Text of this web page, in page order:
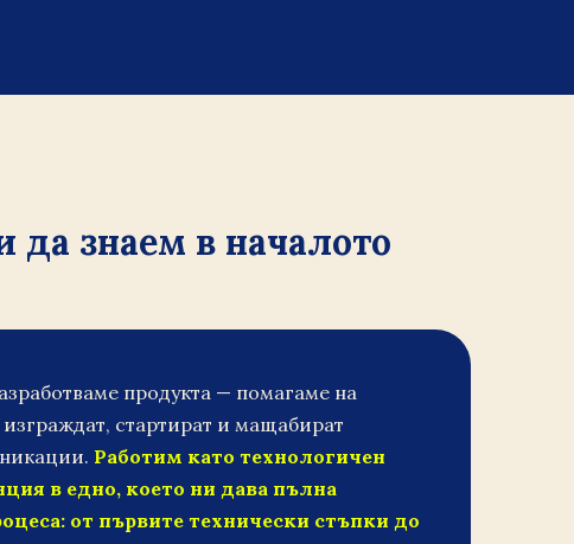
да знаем в началото
продукта — помагаме на
стартират и мащабират
Работим като технологичен
в едно, което ни дава пълна
от първите технически стъпки до